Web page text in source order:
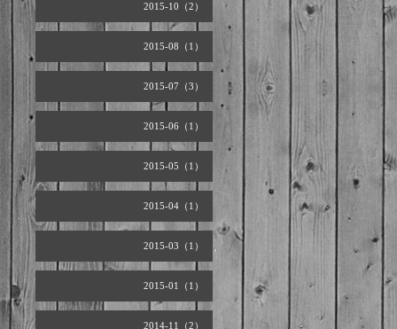
2015-10（2）
2015-08（1）
2015-07（3）
2015-06（1）
2015-05（1）
2015-04（1）
2015-03（1）
2015-01（1）
2014-11（2）